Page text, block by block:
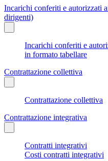
Incarichi conferiti e autorizzati
dirigenti)
Incarichi conferiti e
in formato tabellare
Contrattazione collettiva
Contrattazione collettiva
Contrattazione integrativa
Contratti integrativi
Costi contratti integrativi